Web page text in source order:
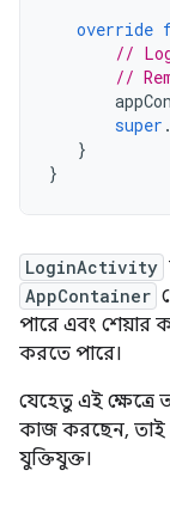
override
//
//
super .
}
}
LoginActivity
AppContainer
পারে এবং শেয়ার
করতে পারে।
যেহেতু এই
কাজ করছেন, তাই
যুক্তিযুক্ত।